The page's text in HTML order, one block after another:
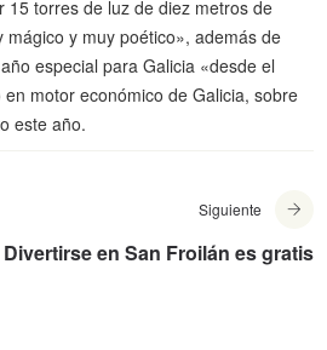
torres de luz de diez metros de
y muy poético», además de
especial para Galicia «desde el
motor económico de Galicia, sobre
este año.
Siguiente
Divertirse en San Froilán es gratis